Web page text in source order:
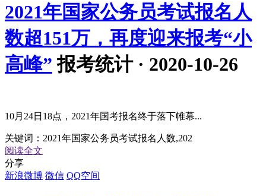
2021年国家公务员考试报名人
数超151万，再度迎来报考“小
高峰” 报考统计 · 2020-10-26
10月24日18点，2021年国考报名终于落下帷幕...
关键词： 2021年国家公务员考试报名人数,202
阅读全文
分享
新浪微博 微信 QQ空间